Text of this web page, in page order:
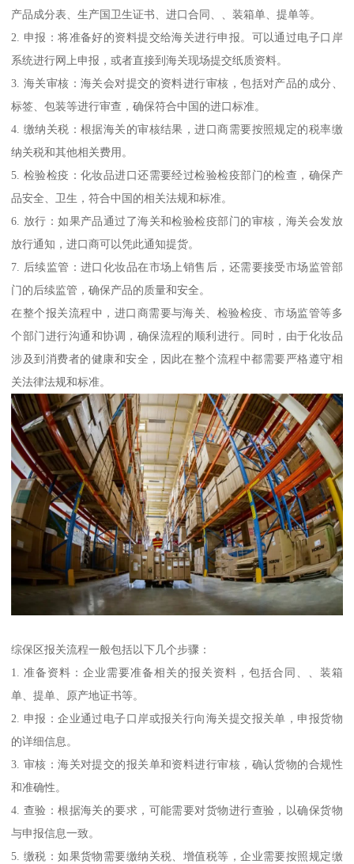
产品成分表、生产国卫生证书、进口合同、、装箱单、提单等。
2. 申报：将准备好的资料提交给海关进行申报。可以通过电子口岸
系统进行网上申报，或者直接到海关现场提交纸质资料。
3. 海关审核：海关会对提交的资料进行审核，包括对产品的成分、
标签、包装等进行审查，确保符合中国的进口标准。
4. 缴纳关税：根据海关的审核结果，进口商需要按照规定的税率缴
纳关税和其他相关费用。
5. 检验检疫：化妆品进口还需要经过检验检疫部门的检查，确保产
品安全、卫生，符合中国的相关法规和标准。
6. 放行：如果产品通过了海关和检验检疫部门的审核，海关会发放
放行通知，进口商可以凭此通知提货。
7. 后续监管：进口化妆品在市场上销售后，还需要接受市场监管部
门的后续监管，确保产品的质量和安全。
在整个报关流程中，进口商需要与海关、检验检疫、市场监管等多
个部门进行沟通和协调，确保流程的顺利进行。同时，由于化妆品
涉及到消费者的健康和安全，因此在整个流程中都需要严格遵守相
关法律法规和标准。
综保区报关流程一般包括以下几个步骤：
1. 准备资料：企业需要准备相关的报关资料，包括合同、、装箱
单、提单、原产地证书等。
2. 申报：企业通过电子口岸或报关行向海关提交报关单，申报货物
的详细信息。
3. 审核：海关对提交的报关单和资料进行审核，确认货物的合规性
和准确性。
4. 查验：根据海关的要求，可能需要对货物进行查验，以确保货物
与申报信息一致。
5. 缴税：如果货物需要缴纳关税、增值税等，企业需要按照规定缴